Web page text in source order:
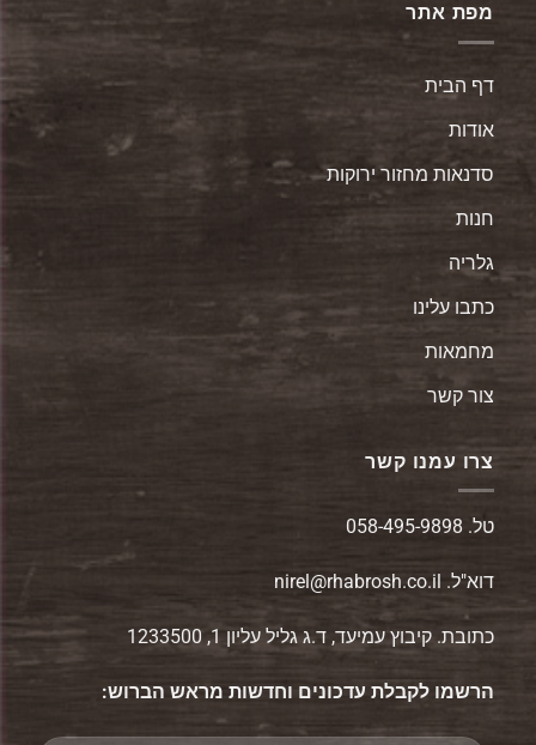
מפת אתר
דף הבית
אודות
סדנאות מחזור ירוקות
חנות
גלריה
כתבו עלינו
מחמאות
צור קשר
צרו עמנו קשר
טל. 058-495-9898
דוא"ל. nirel@rhabrosh.co.il
כתובת. קיבוץ עמיעד, ד.ג גליל עליון 1, 1233500
הרשמו לקבלת עדכונים וחדשות מראש הברוש: